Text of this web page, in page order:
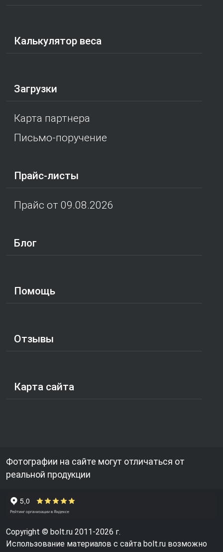
Калькулятор веса
Загрузки
Карта партнера
Письмо-поручение
Прайс-листы
Прайс от 09.08.2026
Блог
Помощь
Отзывы
Карта сайта
Фотографии на сайте могут отличаться от
реальной продукции
Copyright © bolt.ru 2011-2026 г.
Использование материалов с сайта bolt.ru возможно